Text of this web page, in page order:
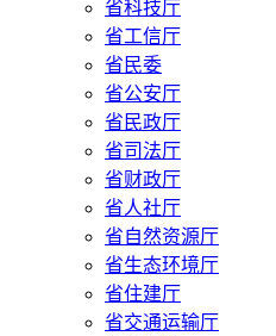
省科技厅
省工信厅
省民委
省公安厅
省民政厅
省司法厅
省财政厅
省人社厅
省自然资源厅
省生态环境厅
省住建厅
省交通运输厅